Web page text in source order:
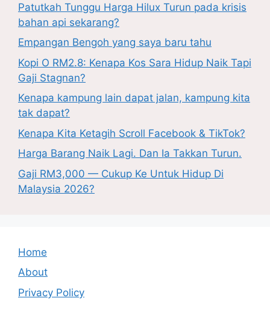
Patutkah Tunggu Harga Hilux Turun pada krisis
bahan api sekarang?
Empangan Bengoh yang saya baru tahu
Kopi O RM2.8: Kenapa Kos Sara Hidup Naik Tapi
Gaji Stagnan?
Kenapa kampung lain dapat jalan, kampung kita
tak dapat?
Kenapa Kita Ketagih Scroll Facebook & TikTok?
Harga Barang Naik Lagi. Dan Ia Takkan Turun.
Gaji RM3,000 — Cukup Ke Untuk Hidup Di
Malaysia 2026?
Home
About
Privacy Policy